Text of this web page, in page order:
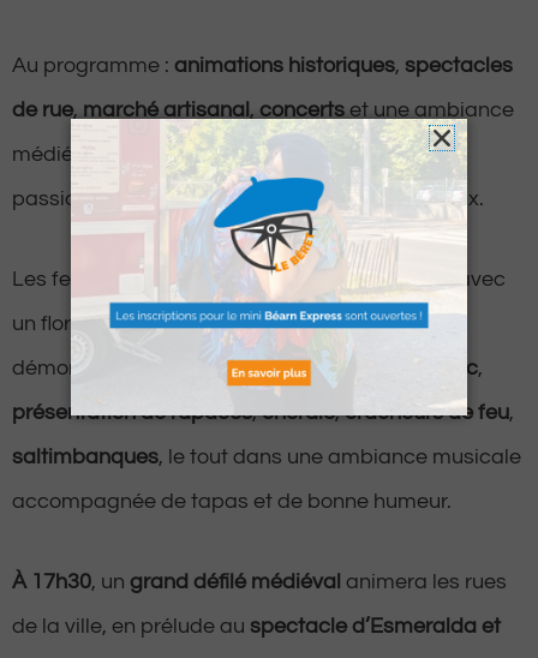
Au programme : animations historiques, spectacles
de rue, marché artisanal , concerts et une ambiance
médiévale envoûtante, portée par l’implication
passionnée des commerçants et artistes locaux.
Les festivités débuterontvendredi après-midi
avec
un florilège d’animations pour petits et grands :
démonstrations d’
escrime,initiation au tir à l’arc,
présentation de rapaces,chorale,cracheurs de feu,
saltimbanques, le tout dans une ambiance musicale
accompagnée de tapas et de bonne humeur.
À 17h30, un grand défilé médiéval animera les rues
de la ville, en prélude au spectacle d’Esmeralda et